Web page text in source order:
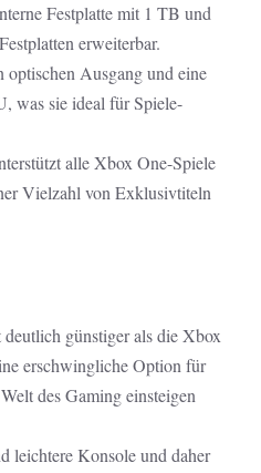
Festplatte mit 1 TB und
erweiterbar.
optischen Ausgang und eine
was sie ideal für Spiele-
alle Xbox One-Spiele
Vielzahl von Exklusivtiteln
günstiger als die Xbox
erschwingliche Option für
des Gaming einsteigen
leichtere Konsole und daher